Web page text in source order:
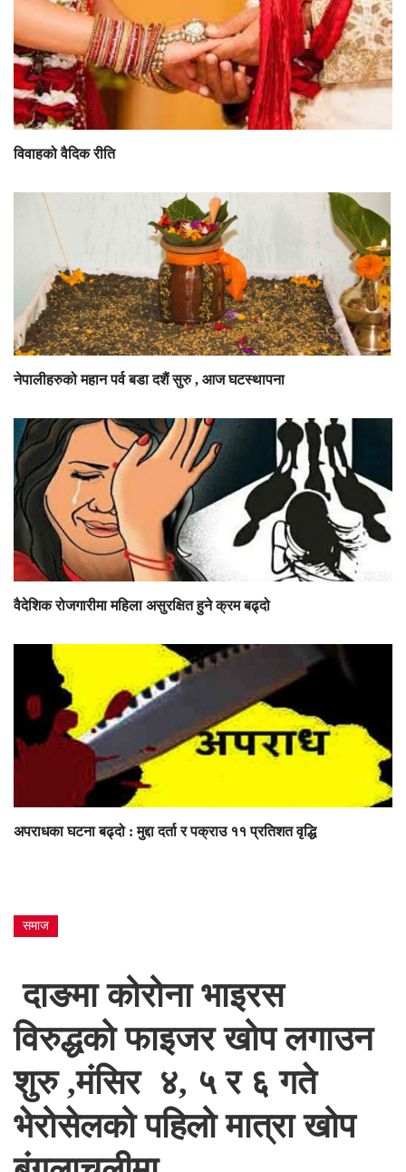
विवाहको वैदिक रीति
नेपालीहरुको महान पर्व बडा दशैं सुरु , आज घटस्थापना
वैदेशिक रोजगारीमा महिला असुरक्षित हुने क्रम बढ्दो
अपराधका घटना बढ्दो : मुद्दा दर्ता र पक्राउ ११ प्रतिशत वृद्धि
समाज
दाङमा कोरोना भाइरस
विरुद्धको फाइजर खोप लगाउन
शुरु ,मंसिर ४, ५ र ६ गते
भेरोसेलको पहिलो मात्रा खोप